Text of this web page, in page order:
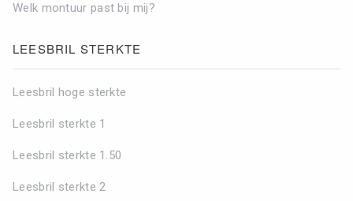
Welk montuur past bij mij?
LEESBRIL STERKTE
Leesbril hoge sterkte
Leesbril sterkte 1
Leesbril sterkte 1.50
Leesbril sterkte 2